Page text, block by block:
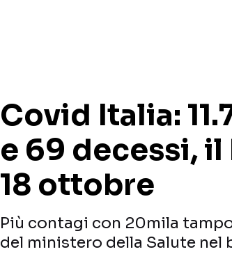
Covid Italia:
e 69 decessi,
18 ottobre
Più contagi con 20mila
del ministero della Salute